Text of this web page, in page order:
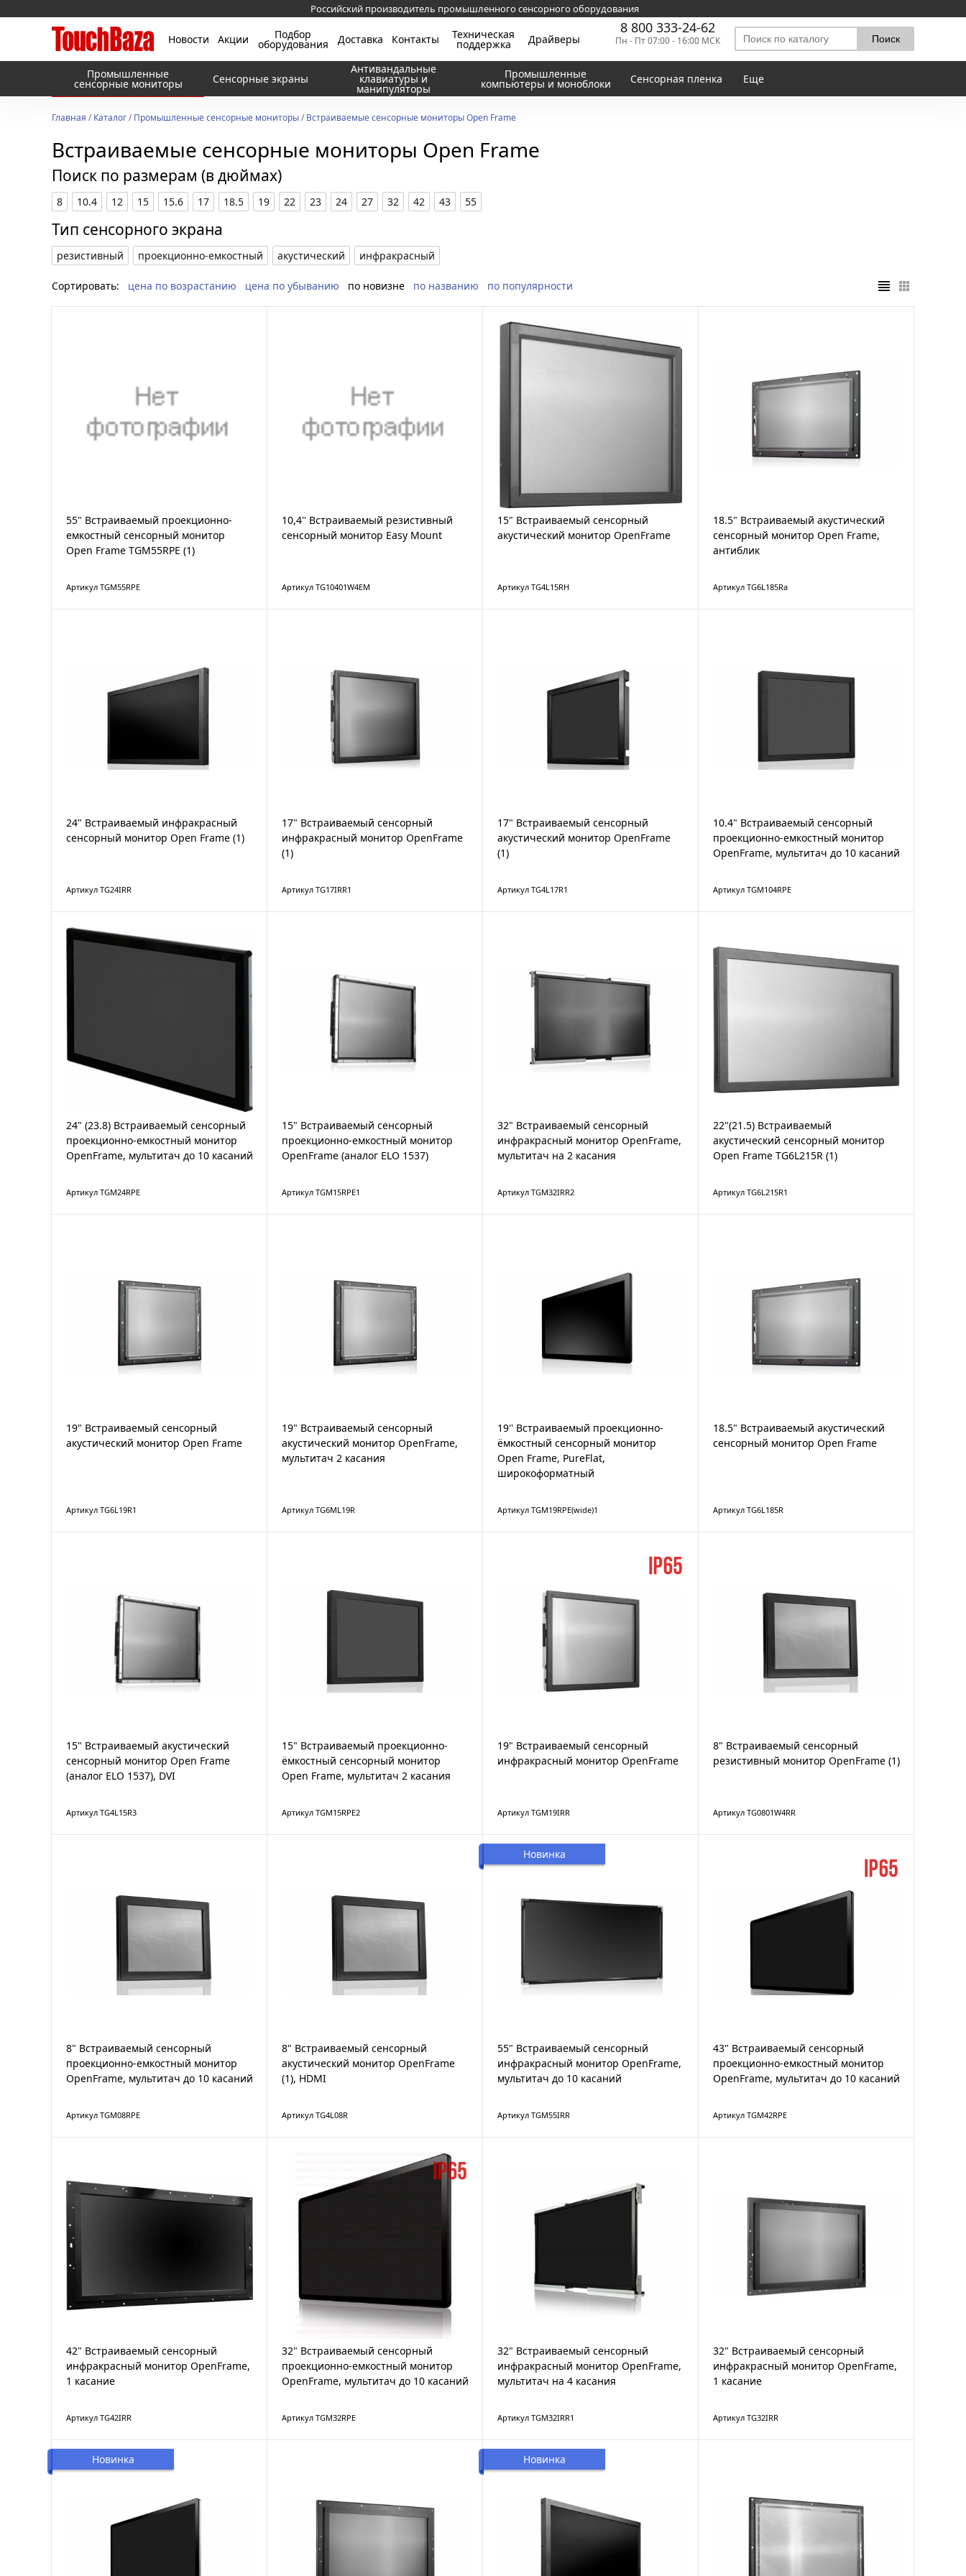
Российский производитель промышленного сенсорного оборудования
Новости Акции Подбор
оборудования Доставка Контакты Техническая
поддержка Драйверы
8 800 333-24-62
Пн - Пт 07:00 - 16:00 МСК
Промышленные
сенсорные мониторы Сенсорные экраны
Антивандальные
клавиатуры и
манипуляторы
Промышленные
компьютеры и моноблоки Сенсорная пленка Еще
Главная /Каталог/Промышленные сенсорные мониторы/Встраиваемые сенсорные мониторы Open Frame
Встраиваемые сенсорные мониторы Open Frame
Поиск по размерам (в дюймах)
8 10.4 12 15 15.6 17 18.5 19 22 23 24 27 32 42 43 55
Тип сенсорного экрана
резистивный проекционно-емкостный акустический инфракрасный
Сортировать: цена по возрастанию цена по убыванию по новизне по названию по популярности
55" Встраиваемый проекционно-
емкостный сенсорный монитор
Open Frame TGM55RPE (1)
Артикул TGM55RPE
10,4'' Встраиваемый резистивный
сенсорный монитор Easy Mount
Артикул TG10401W4EM
15" Встраиваемый сенсорный
акустический монитор OpenFrame
Артикул TG4L15RH
18.5" Встраиваемый акустический
сенсорный монитор Open Frame,
антиблик
Артикул TG6L185Ra
24" Встраиваемый инфракрасный
сенсорный монитор Open Frame (1)
Артикул TG24IRR
17" Встраиваемый сенсорный
инфракрасный монитор OpenFrame
(1)
Артикул TG17IRR1
17" Встраиваемый сенсорный
акустический монитор OpenFrame
(1)
Артикул TG4L17R1
10.4" Встраиваемый сенсорный
проекционно-емкостный монитор
OpenFrame, мультитач до 10 касаний
Артикул TGM104RPE
24" (23.8) Встраиваемый сенсорный
проекционно-емкостный монитор
OpenFrame, мультитач до 10 касаний
Артикул TGM24RPE
15" Встраиваемый сенсорный
проекционно-емкостный монитор
OpenFrame (аналог ELO 1537)
Артикул TGM15RPE1
32" Встраиваемый сенсорный
инфракрасный монитор OpenFrame,
мультитач на 2 касания
Артикул TGM32IRR2
22"(21.5) Встраиваемый
акустический сенсорный монитор
Open Frame TG6L215R (1)
Артикул TG6L215R1
19" Встраиваемый сенсорный
акустический монитор Open Frame
Артикул TG6L19R1
19" Встраиваемый сенсорный
акустический монитор OpenFrame,
мультитач 2 касания
Артикул TG6ML19R
19'' Встраиваемый проекционно-
ёмкостный сенсорный монитор
Open Frame, PureFlat,
широкоформатный
Артикул TGM19RPE(wide)1
18.5" Встраиваемый акустический
сенсорный монитор Open Frame
Артикул TG6L185R
15" Встраиваемый акустический
сенсорный монитор Open Frame
(аналог ELO 1537), DVI
Артикул TG4L15R3
15" Встраиваемый проекционно-
ёмкостный сенсорный монитор
Open Frame, мультитач 2 касания
Артикул TGM15RPE2
19" Встраиваемый сенсорный
инфракрасный монитор OpenFrame
Артикул TGM19IRR
8" Встраиваемый сенсорный
резистивный монитор OpenFrame (1)
Артикул TG0801W4RR
8" Встраиваемый сенсорный
проекционно-емкостный монитор
OpenFrame, мультитач до 10 касаний
Артикул TGM08RPE
8" Встраиваемый сенсорный
акустический монитор OpenFrame
(1), HDMI
Артикул TG4L08R
Новинка
55" Встраиваемый сенсорный
инфракрасный монитор OpenFrame,
мультитач до 10 касаний
Артикул TGM55IRR
43" Встраиваемый сенсорный
проекционно-емкостный монитор
OpenFrame, мультитач до 10 касаний
Артикул TGM42RPE
42" Встраиваемый сенсорный
инфракрасный монитор OpenFrame,
1 касание
Артикул TG42IRR
32" Встраиваемый сенсорный
проекционно-емкостный монитор
OpenFrame, мультитач до 10 касаний
Артикул TGM32RPE
32" Встраиваемый сенсорный
инфракрасный монитор OpenFrame,
мультитач на 4 касания
Артикул TGM32IRR1
32" Встраиваемый сенсорный
инфракрасный монитор OpenFrame,
1 касание
Артикул TG32IRR
Новинка Новинка